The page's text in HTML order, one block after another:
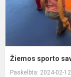
Žiemos sporto
Paskelbta: 2024-02-12